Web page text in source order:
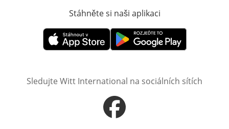
Stáhněte si naši aplikaci
Otevře v novém okněOtevře v novém okně
Sledujte Witt International na sociálních sítích
Otevře v novém okně